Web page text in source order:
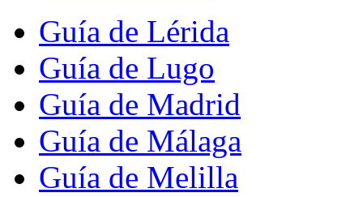
Guía de Lérida
Guía de Lugo
Guía de Madrid
Guía de Málaga
Guía de Melilla